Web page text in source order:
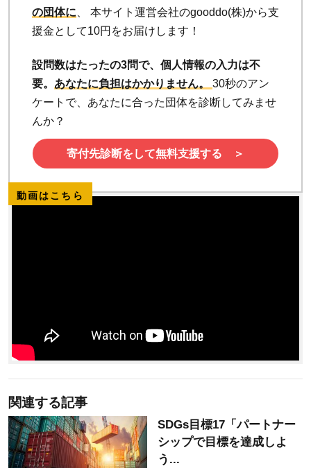
の団体に 、 本サイト運営会社のgooddo(株)から支
援金として10円をお届けします！
設問数はたったの3問で、個人情報の入力は不
要。 あなたに負担はかかりません。 30秒のアン
ケートで、あなたに合った団体を診断してみませ
んか？
寄付先診断をして無料支援する ＞
動画はこちら
関連する記事
SDGs目標17「パートナー
シップで目標を達成しよ
う...